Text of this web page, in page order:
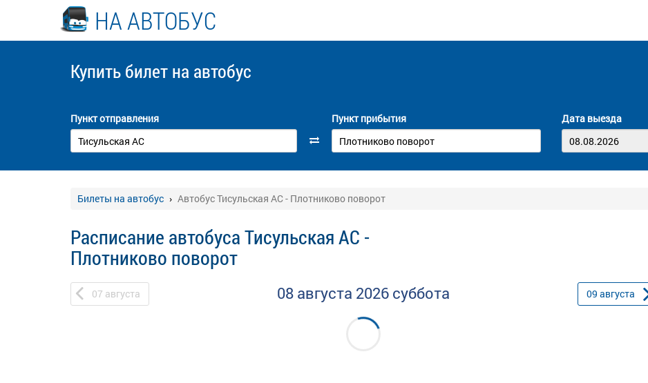
НА АВТОБУС
Купить билет на автобус
Пункт отправления Пункт прибытия Дата выезда
Билеты на автобус Автобус Тисульская АС - Плотниково поворот
Расписание автобуса Тисульская АС -
Плотниково поворот
07 августа 08 августа 2026 суббота 09 августа